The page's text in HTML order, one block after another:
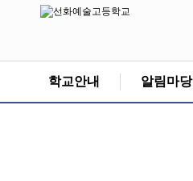
학교안내 알림마당